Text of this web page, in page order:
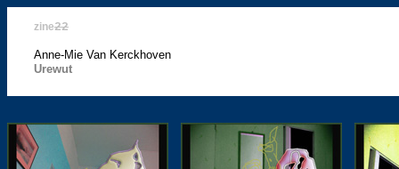
zine22
Anne-Mie Van Kerckhoven
Urewut